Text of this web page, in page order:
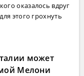
оказалось вдруг
этого грохнуть
может
Мелони